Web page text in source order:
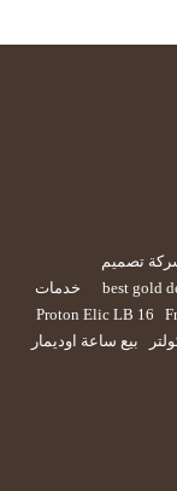
تصميم
best gold
خدمات
Proton Elic LB 16
بيع ساعة اوديمار